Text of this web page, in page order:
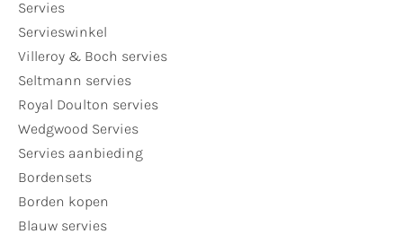
Servies
Servieswinkel
Villeroy & Boch servies
Seltmann servies
Royal Doulton servies
Wedgwood Servies
Servies aanbieding
Bordensets
Borden kopen
Blauw servies